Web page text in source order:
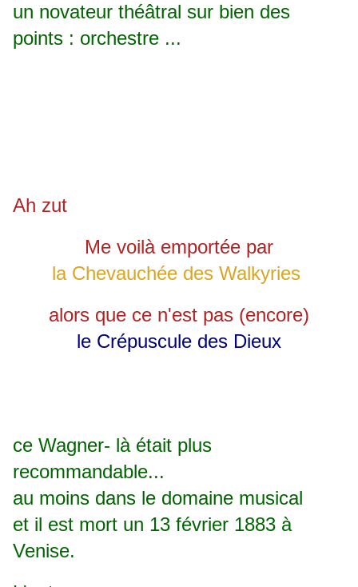
un novateur théâtral sur bien des
points : orchestre ...
Ah zut
Me voilà emportée par
la Chevauchée des Walkyries
alors que ce n'est pas (encore)
le Crépuscule des Dieux
ce Wagner- là était plus
recommandable...
au moins dans le domaine musical
et il est mort un 13 février 1883 à
Venise.